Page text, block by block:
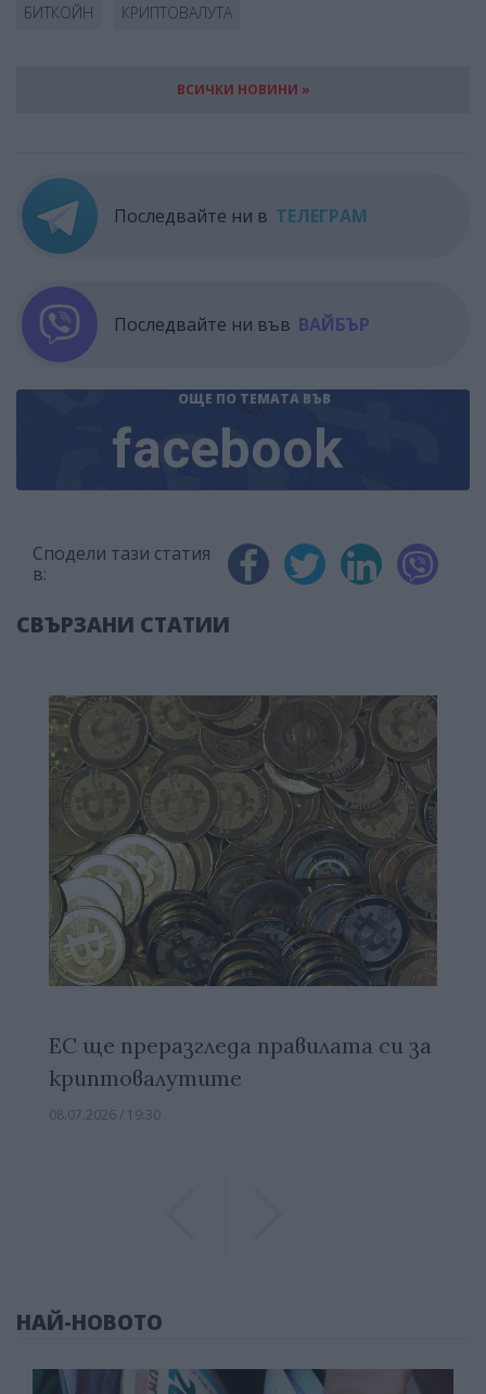
БИТКОЙН КРИПТОВАЛУТА
ВСИЧКИ НОВИНИ »
Последвайте ни в ТЕЛЕГРАМ
Последвайте ни във ВАЙБЪР
ОЩЕ ПО ТЕМАТА ВЪВ
facebook
Сподели тази статия
в:
СВЪРЗАНИ СТАТИИ
ЕС ще преразгледа правилата си за
криптовалутите
08.07.2026 / 19:30
НАЙ-НОВОТО